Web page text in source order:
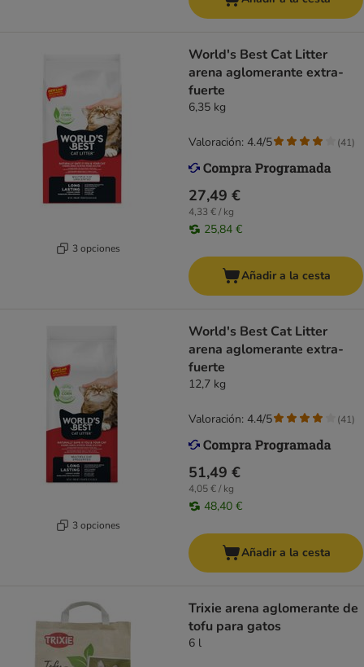
3 opciones
World's Best Cat Litter
arena aglomerante extra-
fuerte
6,35 kg
27,49 €
4,33 € / kg
25,84 €
Valoración: 4.4/5 (41)
Añadir a la cesta
3 opciones
World's Best Cat Litter
arena aglomerante extra-
fuerte
12,7 kg
51,49 €
4,05 € / kg
48,40 €
Valoración: 4.4/5 (41)
Añadir a la cesta
Trixie arena aglomerante de
tofu para gatos
6 l